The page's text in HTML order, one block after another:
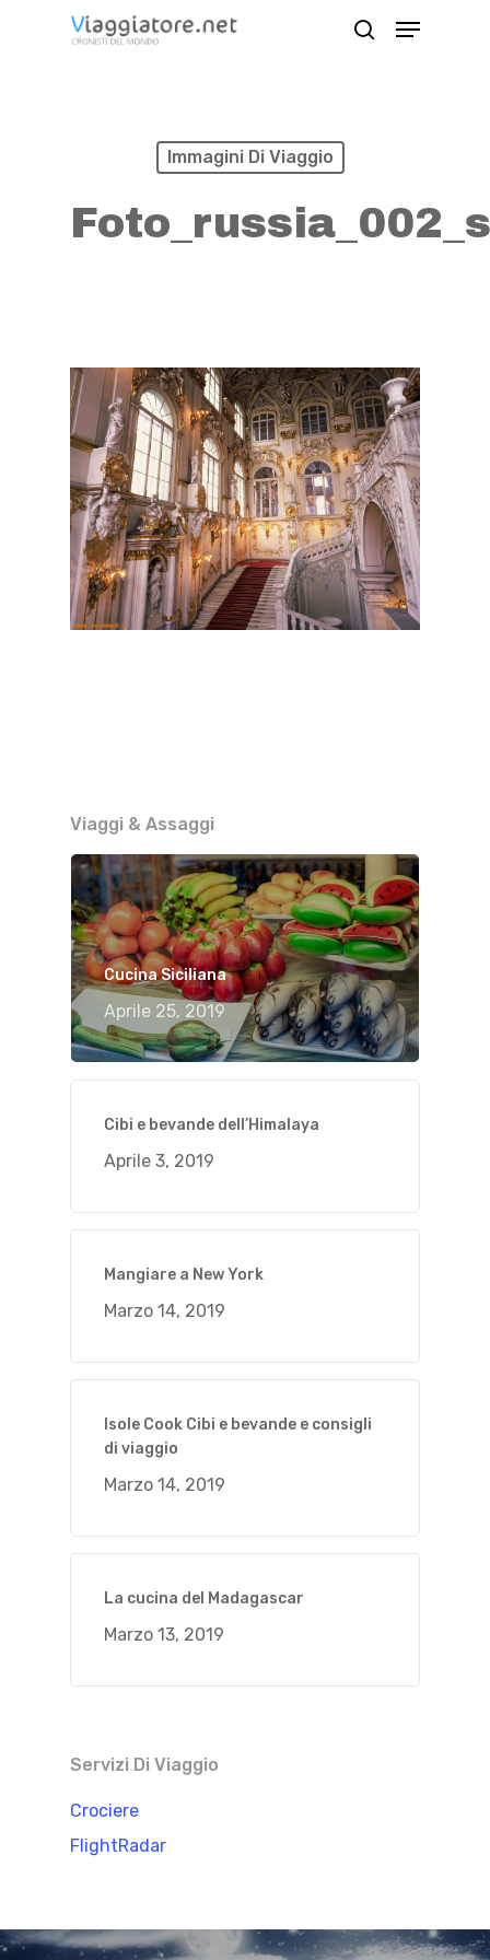
Menu
Immagini Di Viaggio
Viaggi & Assaggi
Cucina Siciliana
Aprile 25, 2019
Cibi e bevande dell’Himalaya
Aprile 3, 2019
Mangiare a New York
Marzo 14, 2019
Isole Cook Cibi e bevande e consigli
di viaggio
Marzo 14, 2019
La cucina del Madagascar
Marzo 13, 2019
Servizi Di Viaggio
Crociere
FlightRadar